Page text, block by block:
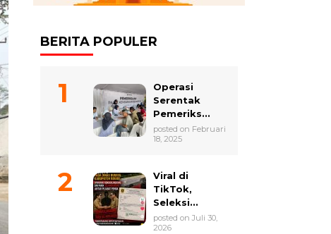
BERITA POPULER
Operasi
Serentak
Pemeriks...
posted on Februari
18, 2025
Viral di
TikTok,
Seleksi...
posted on Juli 30,
2026